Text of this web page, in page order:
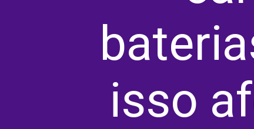
isso